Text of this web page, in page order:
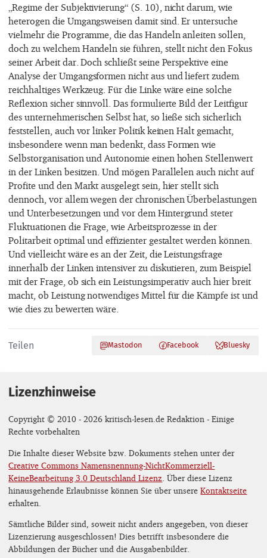
„Regime der Subjektivierung“ (S. 10), nicht darum, wie
heterogen die Umgangsweisen damit sind. Er untersuche
vielmehr die Programme, die das Handeln anleiten sollen,
doch zu welchem Handeln sie führen, stellt nicht den Fokus
seiner Arbeit dar. Doch schließt seine Perspektive eine
Analyse der Umgangsformen nicht aus und liefert zudem
reichhaltiges Werkzeug. Für die Linke wäre eine solche
Reflexion sicher sinnvoll. Das formulierte Bild der Leitfigur
des unternehmerischen Selbst hat, so ließe sich sicherlich
feststellen, auch vor linker Politik keinen Halt gemacht,
insbesondere wenn man bedenkt, dass Formen wie
Selbstorganisation und Autonomie einen hohen Stellenwert
in der Linken besitzen. Und mögen Parallelen auch nicht auf
Profite und den Markt ausgelegt sein, hier stellt sich
dennoch, vor allem wegen der chronischen Überbelastungen
und Unterbesetzungen und vor dem Hintergrund steter
Fluktuationen die Frage, wie Arbeitsprozesse in der
Politarbeit optimal und effizienter gestaltet werden können.
Und vielleicht wäre es an der Zeit, die Leistungsfrage
innerhalb der Linken intensiver zu diskutieren, zum Beispiel
mit der Frage, ob sich ein Leistungsimperativ auch hier breit
macht, ob Leistung notwendiges Mittel für die Kämpfe ist und
wie dies zu bewerten wäre.
Teilen Mastodon Facebook Bluesky
Lizenzhinweise
Copyright © 2010 - 2026 kritisch-lesen.de Redaktion - Einige
Rechte vorbehalten
Die Inhalte dieser Website bzw. Dokuments stehen unter der
Creative Commons Namensnennung-NichtKommerziell-
KeineBearbeitung 3.0 Deutschland Lizenz . Über diese Lizenz
hinausgehende Erlaubnisse können Sie über unsereKontaktseite
erhalten.
Sämtliche Bilder sind, soweit nicht anders angegeben, von dieser
Lizenzierung ausgeschlossen! Dies betrifft insbesondere die
Abbildungen der Bücher und die Ausgabenbilder.